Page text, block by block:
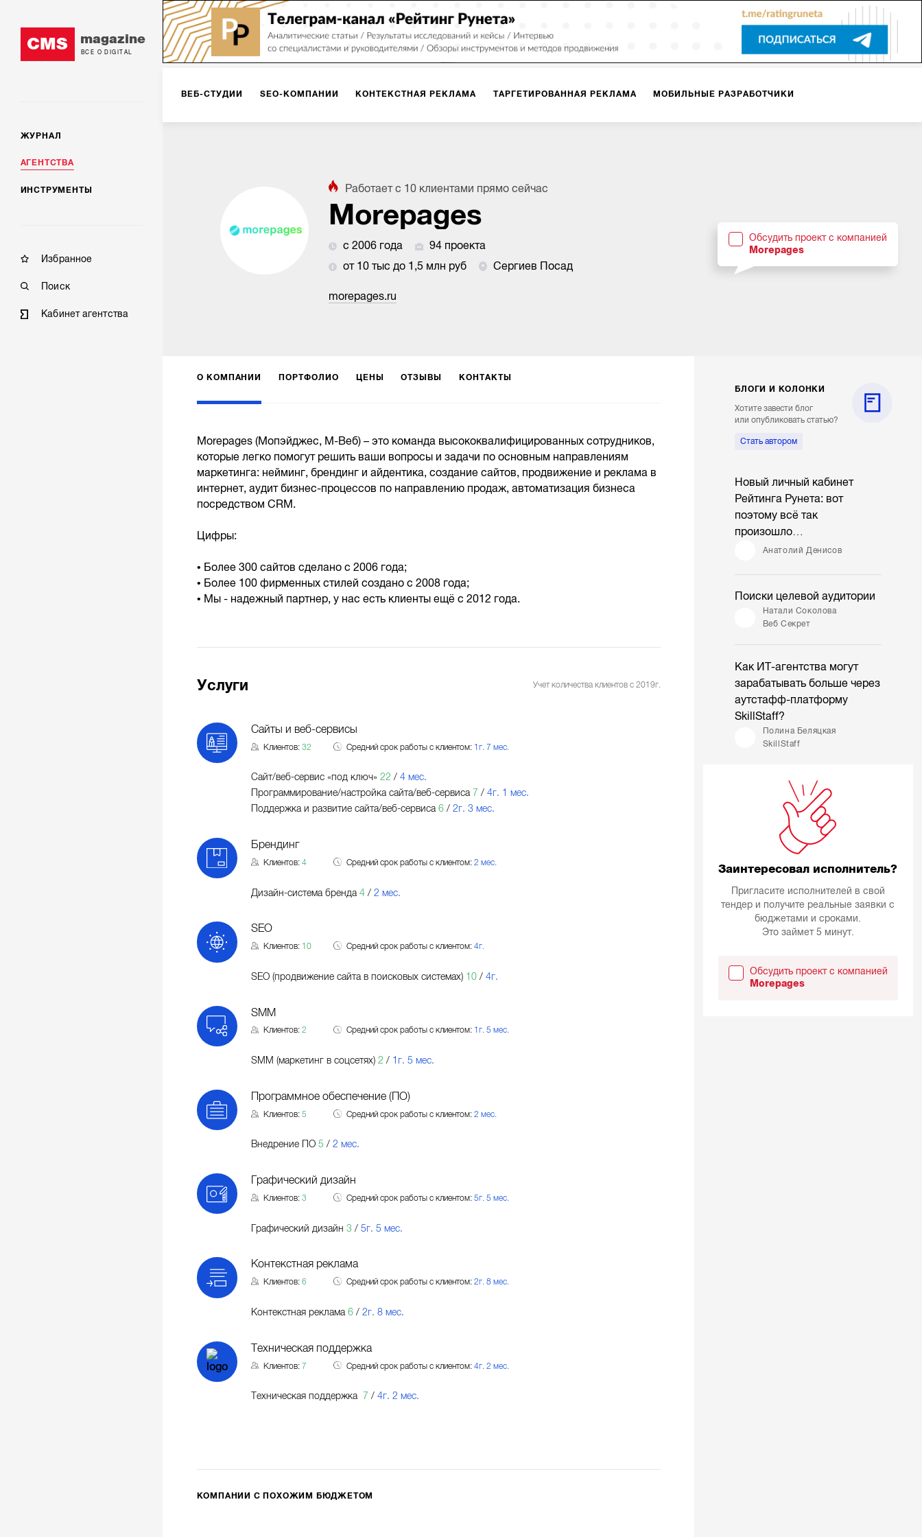
CMS magazine
ВСЕ О DIGITAL
ЖУРНАЛ
АГЕНТСТВА
ИНСТРУМЕНТЫ
Избранное
Поиск
Кабинет агентства
ВЕБ-СТУДИИ SEO-КОМПАНИИ КОНТЕКСТНАЯ РЕКЛАМА ТАРГЕТИРОВАННАЯ РЕКЛАМА МОБИЛЬНЫЕ РАЗРАБОТЧИКИ
РЕКЛАМА НА ИНТЕРНЕТ-ПЛОЩАДКАХ
Работает с 10 клиентами прямо сейчас
Morepages
с 2006 года
94 проекта
от 10 тыс до 1,5 млн руб
Сергиев Посад
morepages.ru
Обсудить проект с компанией
Morepages
О КОМПАНИИ ПОРТФОЛИО ЦЕНЫ ОТЗЫВЫ КОНТАКТЫ
Morepages (Мопэйджес, М-Веб) – это команда высококвалифицированных сотрудников,
которые легко помогут решить ваши вопросы и задачи по основным направлениям
маркетинга: нейминг, брендинг и айдентика, создание сайтов, продвижение и реклама в
интернет, аудит бизнес-процессов по направлению продаж, автоматизация бизнеса
посредством CRM.
Цифры:
• Более 300 сайтов сделано с 2006 года;
• Более 100 фирменных стилей создано с 2008 года;
• Мы - надежный партнер, у нас есть клиенты ещё с 2012 года.
Услуги Учет количества клиентов с 2019г.
Сайты и веб-сервисы
Клиентов:32 Средний срок работы с клиентом: 1г. 7 мес.
Сайт/веб-сервис «под ключ» 22 / 4 мес.
Программирование/настройка сайта/веб-сервиса 7 / 4г. 1 мес.
Поддержка и развитие сайта/веб-сервиса 6/ 2г. 3 мес.
Брендинг
Клиентов:4 Средний срок работы с клиентом: 2 мес.
Дизайн-система бренда 4/ 2 мес.
SEO
Клиентов: 10 Средний срок работы с клиентом: 4г.
SEO (продвижение сайта в поисковых системах) 10/ 4г.
SMM
Клиентов:2 Средний срок работы с клиентом: 1г. 5 мес.
SMM (маркетинг в соцсетях) 2 / 1г. 5 мес.
Программное обеспечение (ПО)
Клиентов:5 Средний срок работы с клиентом: 2 мес.
Внедрение ПО 5 / 2 мес.
Графический дизайн
Клиентов:3 Средний срок работы с клиентом: 5г. 5 мес.
Графический дизайн 3 / 5г. 5 мес.
Контекстная реклама
Клиентов:6 Средний срок работы с клиентом: 2г. 8 мес.
Контекстная реклама 6/ 2г. 8 мес.
Техническая поддержка
Клиентов:7 Средний срок работы с клиентом: 4г. 2 мес.
Техническая поддержка 7 / 4г. 2 мес.
КОМПАНИИ С ПОХОЖИМ БЮДЖЕТОМ
БЛОГИ И КОЛОНКИ
Хотите завести блог
или опубликовать статью?
Стать автором
Новый личный кабинет
Рейтинга Рунета: вот
поэтому всё так
произошло…
Анатолий Денисов
Поиски целевой аудитории
Натали Соколова
Веб Секрет
Как ИТ-агентства могут
зарабатывать больше через
аутстафф-платформу
SkillStaff?
Полина Беляцкая
SkillStaff
Заинтересовал исполнитель?
Пригласите исполнителей в свой
тендер и получите реальные заявки с
бюджетами и сроками.
Это займет 5 минут.
Обсудить проект с компанией
Morepages